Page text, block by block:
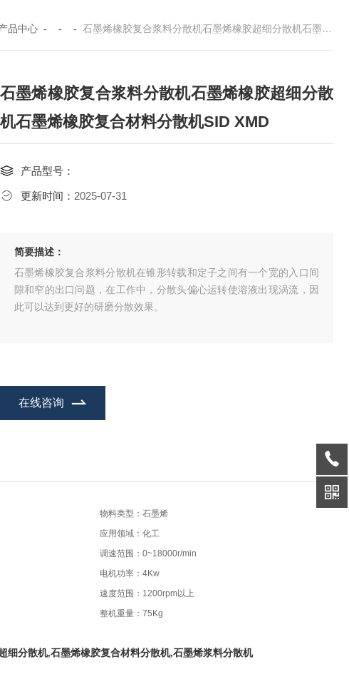
品中心- - - 石墨烯橡胶复合浆料分散机石墨烯橡胶超细分散机石墨烯橡胶复合材料分散机SID XMD
石墨烯橡胶复合浆料分散机石墨烯橡胶超细分散
机石墨烯橡胶复合材料分散机SID XMD
产品型号：
更新时间： 2025-07-31
简要描述：
石墨烯橡胶复合浆料分散机在锥形转载和定子之间有一个宽的入口间
隙和窄的出口问题，在工作中，分散头偏心运转使溶液出现涡流，因
此可以达到更好的研磨分散效果。
在线咨询
物料类型：石墨烯
应用领域：化工
调速范围：0~18000r/min
电机功率：4Kw
速度范围：1200rpm以上
整机重量：75Kg
细分散机,石墨烯橡胶复合材料分散机,石墨烯浆料分散机